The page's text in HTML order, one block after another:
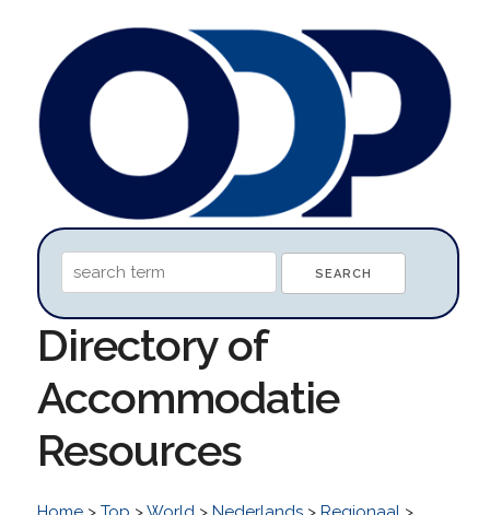
Directory of
Accommodatie
Resources